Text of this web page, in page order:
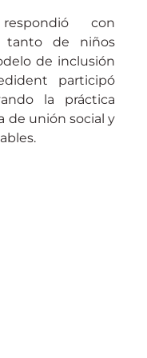
con
tanto de niños
de inclusión
participó
la práctica
de unión social y